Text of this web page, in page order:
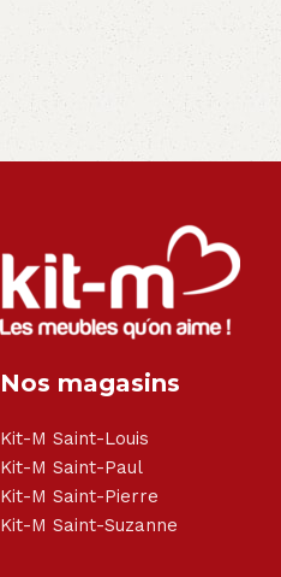
Nos magasins
Kit-M Saint-Louis
Kit-M Saint-Paul
Kit-M Saint-Pierre
Kit-M Saint-Suzanne